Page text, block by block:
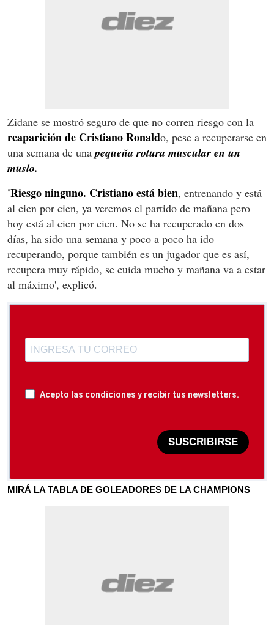
Zidane se mostró seguro de que no corren riesgo con la
reaparición de Cristiano Ronaldo, pese a recuperarse en
una semana de una pequeña rotura muscular en un
muslo.
'Riesgo ninguno. Cristiano está bien, entrenando y está
al cien por cien, ya veremos el partido de mañana pero
hoy está al cien por cien. No se ha recuperado en dos
días, ha sido una semana y poco a poco ha ido
recuperando, porque también es un jugador que es así,
recupera muy rápido, se cuida mucho y mañana va a estar
al máximo', explicó.
Acepto las condiciones y recibir tus newsletters.
SUSCRIBIRSE
MIRÁ LA TABLA DE GOLEADORES DE LA CHAMPIONS